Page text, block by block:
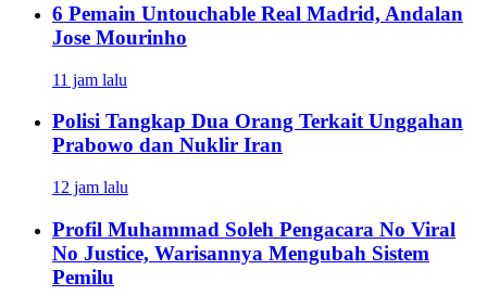
6 Pemain Untouchable Real Madrid, Andalan
Jose Mourinho
11 jam lalu
Polisi Tangkap Dua Orang Terkait Unggahan
Prabowo dan Nuklir Iran
12 jam lalu
Profil Muhammad Soleh Pengacara No Viral
No Justice, Warisannya Mengubah Sistem
Pemilu